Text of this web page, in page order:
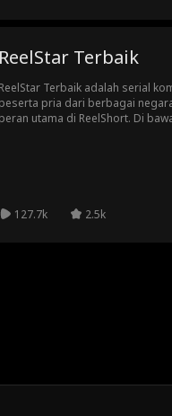
ReelStar Terbaik
ReelStar Terbaik adalah serial
peserta pria dari berbagai
peran utama di ReelShort. Di
127.7k
2.5k